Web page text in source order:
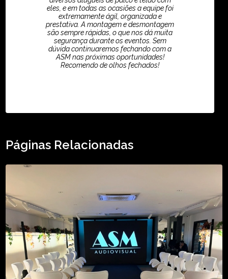
eles, e em todas as ocasiões a equipe foi
extremamente ágil, organizada e
prestativa. A montagem e desmontagem
são sempre rápidas, o que nos dá muita
segurança durante os eventos. Sem
dúvida continuaremos fechando com a
ASM nas próximas oportunidades!
Recomendo de olhos fechados!
Páginas Relacionadas